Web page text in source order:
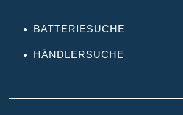
BATTERIESUCHE
HÄNDLERSUCHE